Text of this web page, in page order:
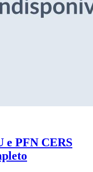
e PFN CERS